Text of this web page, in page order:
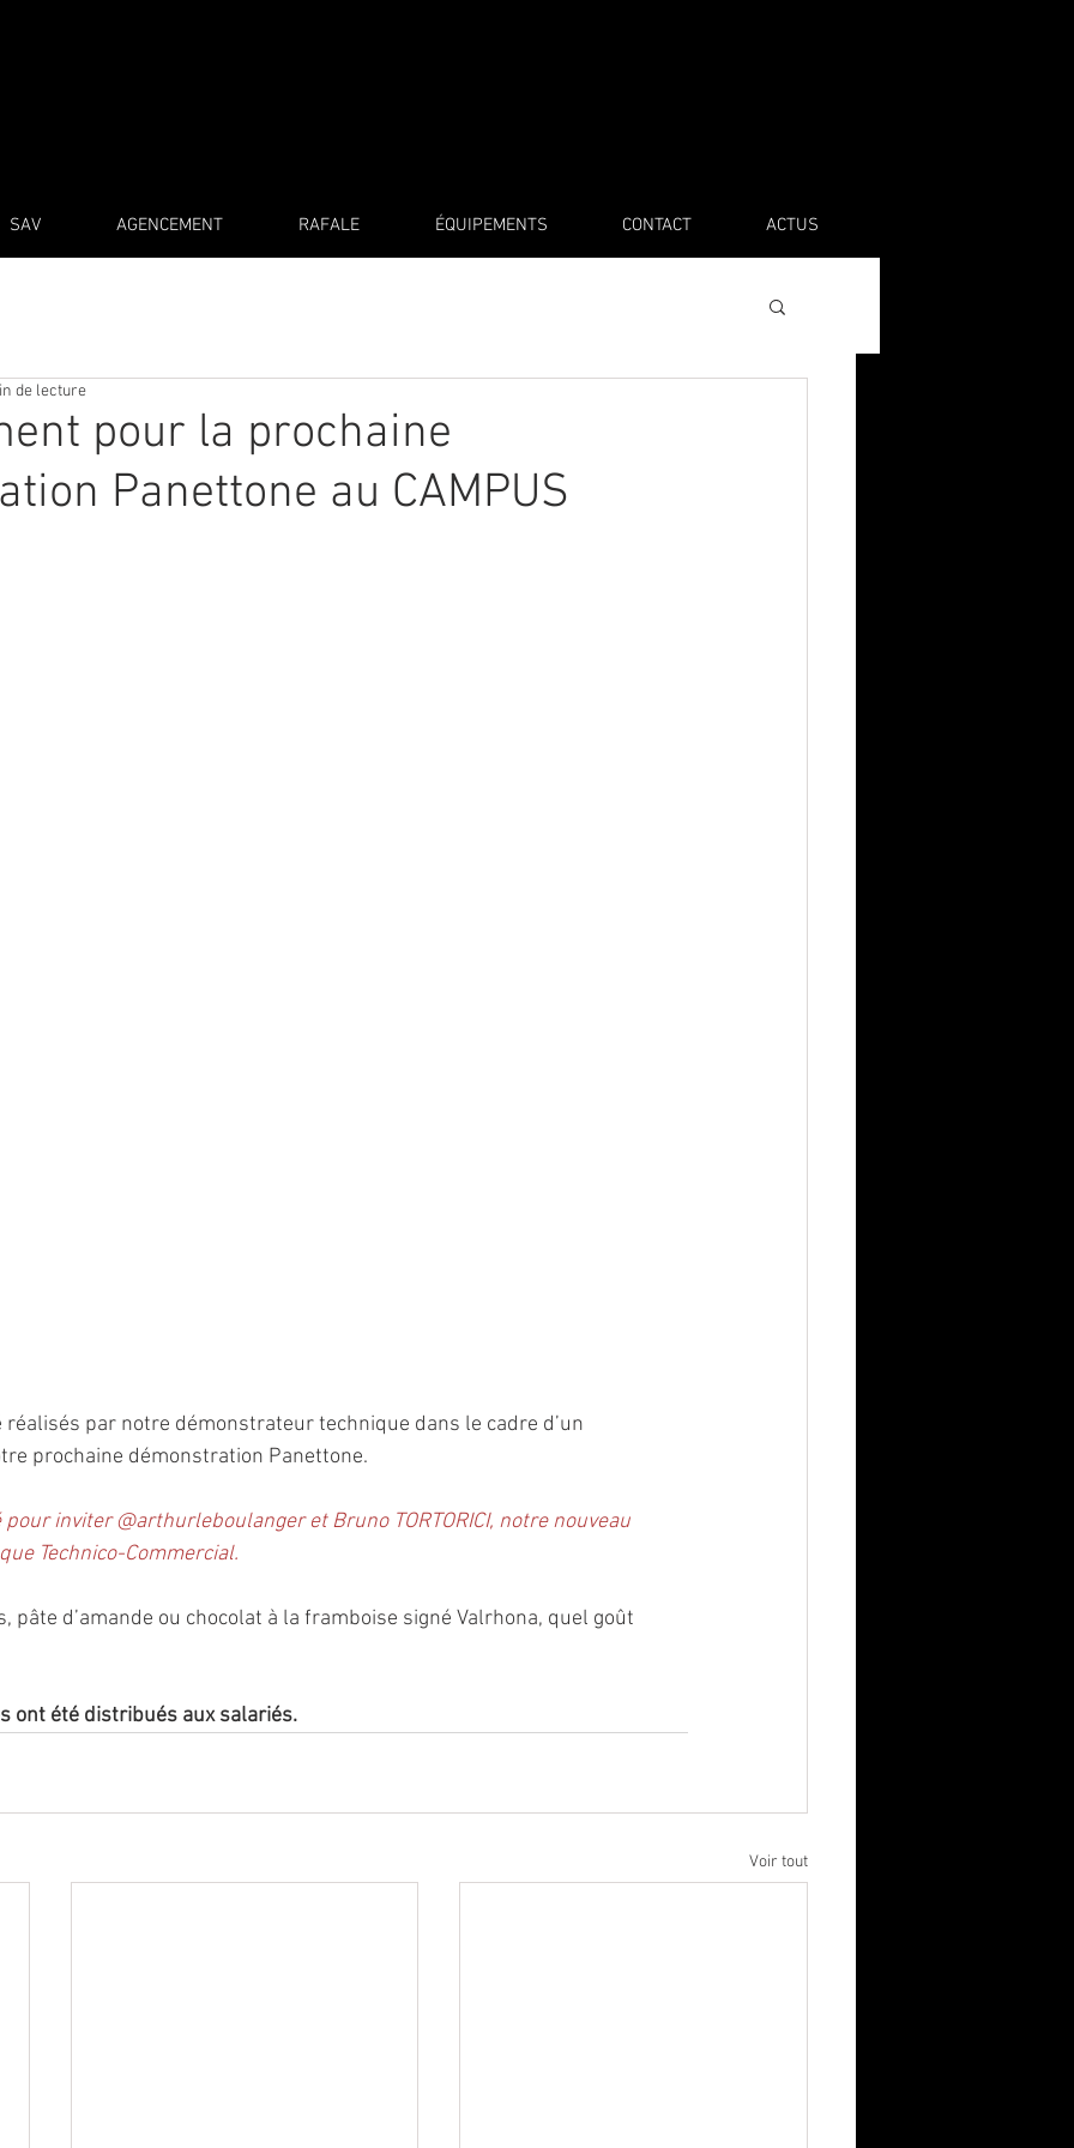
SAV AGENCEMENT RAFALE ÉQUIPEMENTS CONTACT ACTUS
pour la prochaine
Panettone au CAMPUS
de lecture
réalisés par notre démonstrateur technique dans le cadre d’un
prochaine démonstration Panettone.
inviter @arthurleboulanger et Bruno TORTORICI, notre nouveau
Technico-Commercial.
pâte d’amande ou chocolat à la framboise signé Valrhona, quel goût
ont été distribués aux salariés.
Voir tout